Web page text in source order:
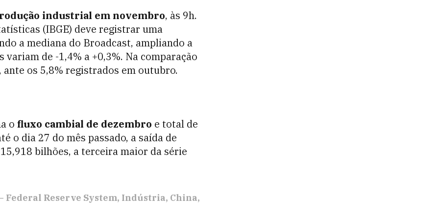
industrial em novembro, às 9h.
(IBGE) deve registrar uma
a mediana do Broadcast, ampliando a
de -1,4% a +0,3%. Na comparação
os 5,8% registrados em outubro.
o fluxo cambial de dezembro e total de
o dia 27 do mês passado, a saída de
bilhões, a terceira maior da série
Federal Reserve System Indústria China